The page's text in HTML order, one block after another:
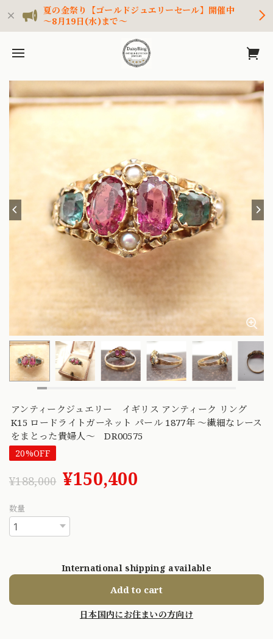
夏の金祭り【ゴールドジュエリーセール】開催中
～8月19日(水)まで～
アンティークジュエリー イギリス アンティーク リング
K15 ロードライトガーネット パール 1877年 〜繊細なレース
をまとった貴婦人〜 DR00575
20%OFF
¥188,000 ¥150,400
数量
International shipping available
Add to cart
日本国内にお住まいの方向け